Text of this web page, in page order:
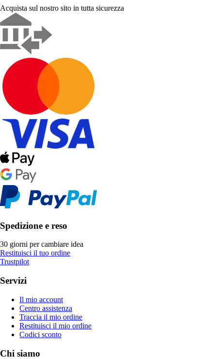
Acquista sul nostro sito in tutta sicurezza
Spedizione e reso
30 giorni per cambiare idea
Restituisci il tuo ordine
Trustpilot
Servizi
Il mio account
Centro assistenza
Traccia il mio ordine
Restituisci il mio ordine
Codici sconto
Chi siamo